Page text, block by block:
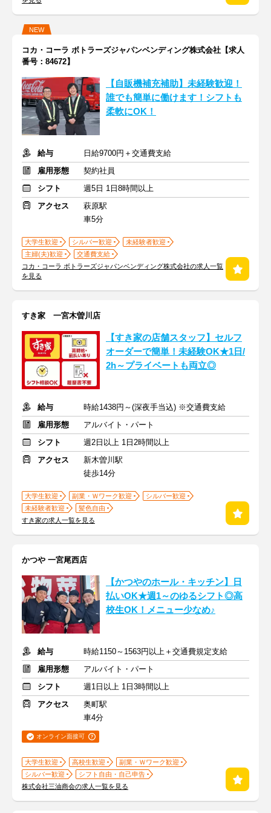
NEW
コカ・コーラ ボトラーズジャパンベンディング株式会社【求人
番号：84672】
【自販機補充補助】未経験歓迎！
誰でも簡単に働けます！シフトも
柔軟にOK！
給与
日給9700円＋交通費支給
雇用形態
契約社員
シフト
週5日 1日8時間以上
アクセス
萩原駅
車5分
大学生歓迎 シルバー歓迎
未経験者歓迎
主婦(夫)歓迎
交通費支給
コカ・コーラ ボトラーズジャパンベンディング株式会社の求人一覧
を見る
すき家 一宮木曽川店
【すき家の店舗スタッフ】セルフ
オーダーで簡単！未経験OK★1日/
2h～プライベートも両立◎
給与
時給1438円～(深夜手当込) ※交通費支給
雇用形態
アルバイト・パート
シフト
週2日以上 1日2時間以上
アクセス
新木曽川駅
徒歩14分
大学生歓迎 副業・Ｗワーク歓迎
シルバー歓迎
未経験者歓迎
髪色自由
すき家の求人一覧を見る
かつや 一宮尾西店
【かつやのホール・キッチン】日
払いOK★週1～のゆるシフト◎高
校生OK！メニュー少なめ♪
給与
時給1150～1563円以上＋交通費規定支給
雇用形態
アルバイト・パート
シフト
週1日以上 1日3時間以上
アクセス
奥町駅
車4分
オンライン面接可
大学生歓迎 高校生歓迎
副業・Ｗワーク歓迎
シルバー歓迎
シフト自由・自己申告
株式会社三油商会の求人一覧を見る